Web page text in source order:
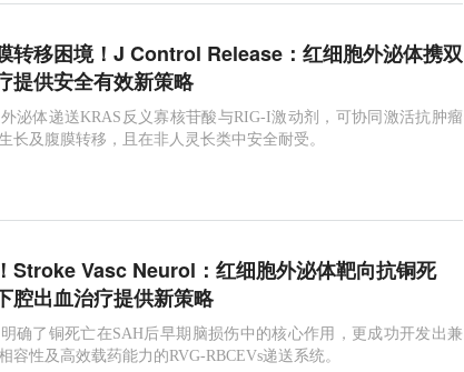
转移困境！J Control Release：红细胞外泌体携双
提供安全有效新策略
泌体递送KRAS反义寡核苷酸与RIG-I激动剂，可协同激活抗肿瘤
长及腹膜转移，且在非人灵长类中安全耐受。
Stroke Vasc Neurol：红细胞外泌体靶向抗铜死
腔出血治疗提供新策略
确了铜死亡在SAH后早期脑损伤中的核心作用，更成功开发出兼
容性及高效载药能力的RVG-RBCEVs递送系统。